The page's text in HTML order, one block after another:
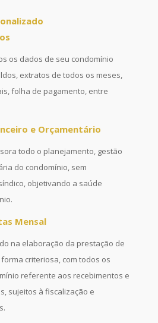
os dados de seu condomínio
extratos de todos os meses,
folha de pagamento, entre
e Orçamentário
todo o planejamento, gestão
do condomínio, sem
objetivando a saúde
Mensal
na elaboração da prestação de
criteriosa, com todos os
referente aos recebimentos e
sujeitos à fiscalização e